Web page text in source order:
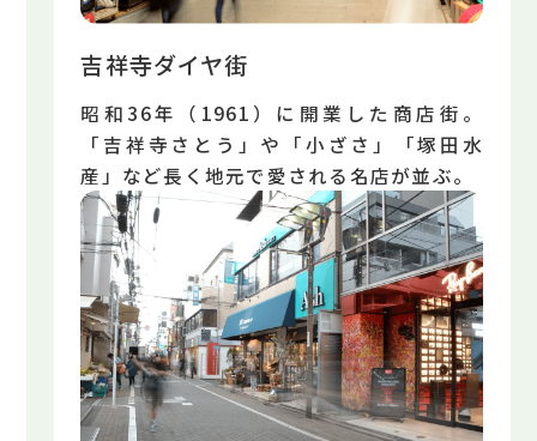
吉祥寺ダイヤ街
昭和36年（1961）に開業した商店街。
「吉祥寺さとう」や「⼩ざさ」「塚⽥⽔
産」など⻑く地元で愛される名店が並ぶ。